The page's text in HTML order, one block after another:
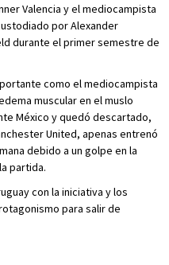
Valencia y el mediocampista
por Alexander
durante el primer semestre de
como el mediocampista
muscular en el muslo
México y quedó descartado,
United, apenas entrenó
debido a un golpe en la
partida.
con la iniciativa y los
para salir de